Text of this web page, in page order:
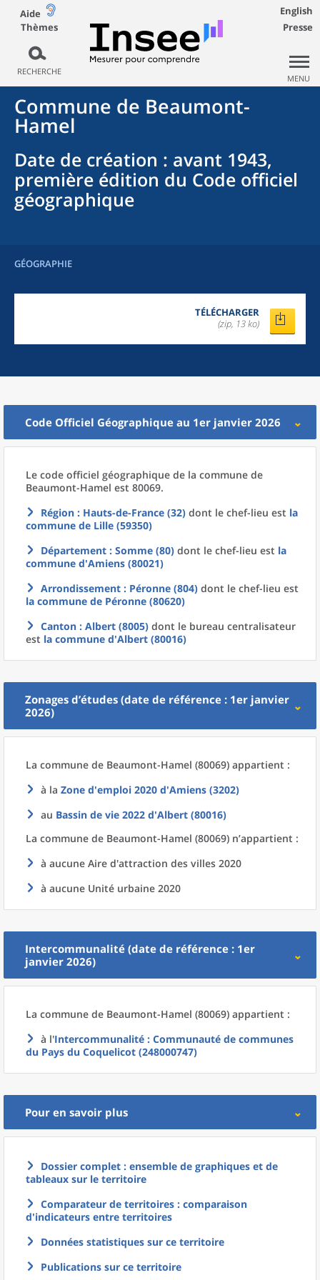
Aide
Thèmes
RECHERCHE
English
Presse
MENU
Commune de Beaumont-
Hamel
Date de création : avant 1943,
première édition du Code officiel
géographique
GÉOGRAPHIE
TÉLÉCHARGER
(zip, 13 ko)
Code Officiel Géographique au 1er janvier 2026
Le code officiel géographique de la commune de
Beaumont-Hamel est 80069.
Région : Hauts-de-France (32) dont le chef-lieu est la
commune de Lille (59350)
Département : Somme (80) dont le chef-lieu est la
commune d'Amiens (80021)
Arrondissement : Péronne (804) dont le chef-lieu est
la commune de Péronne (80620)
Canton : Albert (8005) dont le bureau centralisateur
est la commune d'Albert (80016)
Zonages d’études (date de référence : 1er janvier
2026)
La commune de Beaumont-Hamel (80069) appartient :
à la Zone d'emploi 2020 d'Amiens (3202)
au Bassin de vie 2022 d'Albert (80016)
La commune de Beaumont-Hamel (80069) n’appartient :
à aucune Aire d'attraction des villes 2020
à aucune Unité urbaine 2020
Intercommunalité (date de référence : 1er
janvier 2026)
La commune de Beaumont-Hamel (80069) appartient :
à l'Intercommunalité : Communauté de communes
du Pays du Coquelicot (248000747)
Pour en savoir plus
Dossier complet : ensemble de graphiques et de
tableaux sur le territoire
Comparateur de territoires : comparaison
d'indicateurs entre territoires
Données statistiques sur ce territoire
Publications sur ce territoire